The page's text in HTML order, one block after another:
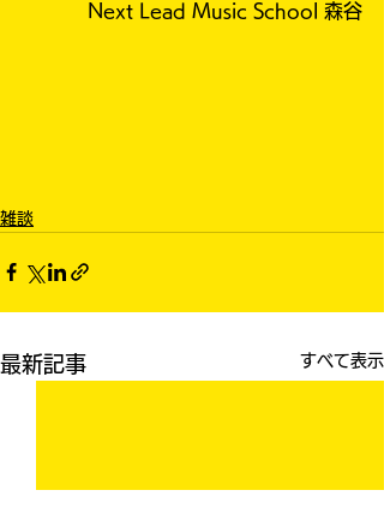
Next Lead Music School 森谷
雑談
最新記事 すべて表示